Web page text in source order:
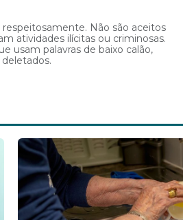
Não são aceitos
atividades ilícitas ou criminosas.
usam palavras de baixo calão,